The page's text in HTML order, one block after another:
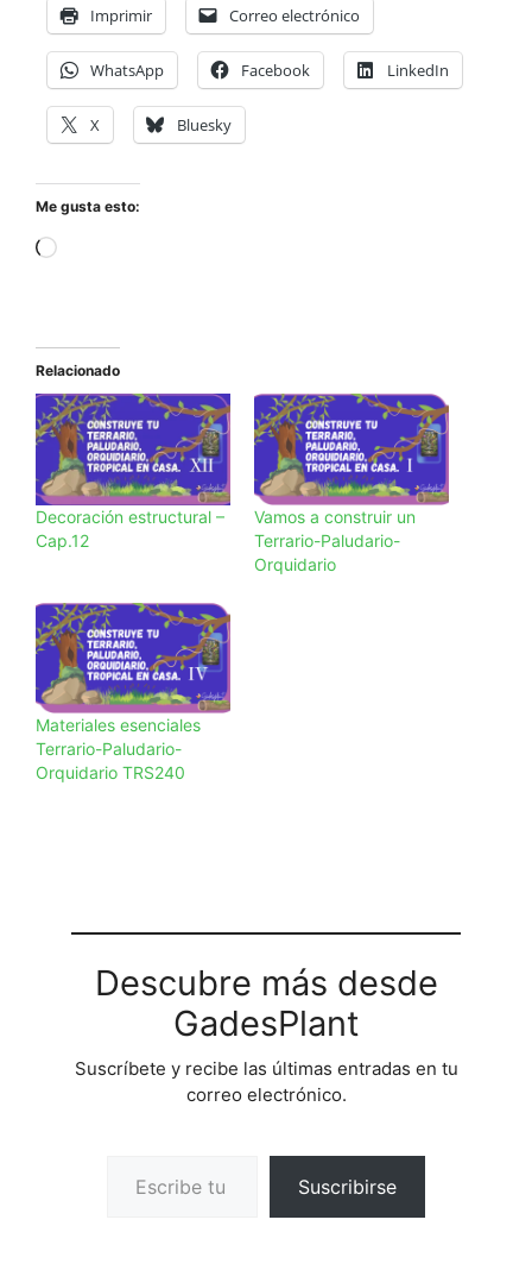
Imprimir Correo electrónico
WhatsApp Facebook LinkedIn
X Bluesky
Me gusta esto:
Cargando...
Relacionado
Decoración estructural –
Cap.12
Vamos a construir un
Terrario-Paludario-
Orquidario
Materiales esenciales
Terrario-Paludario-
Orquidario TRS240
Descubre más desde
GadesPlant
Suscríbete y recibe las últimas entradas en tu
correo electrónico.
Suscribirse